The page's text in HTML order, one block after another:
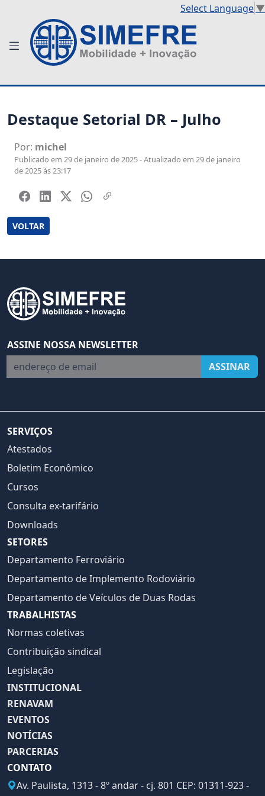
Select Language▼
Destaque Setorial DR – Julho
Por: michel
Publicado em 29 de janeiro de 2025 - Atualizado em 29 de janeiro
de 2025 às 23:17
VOLTAR
ASSINE NOSSA NEWSLETTER
endereço de email
ASSINAR
SERVIÇOS
Atestados
Boletim Econômico
Cursos
Consulta ex-tarifário
Downloads
SETORES
Departamento Ferroviário
Departamento de Implemento Rodoviário
Departamento de Veículos de Duas Rodas
TRABALHISTAS
Normas coletivas
Contribuição sindical
Legislação
INSTITUCIONAL
RENAVAM
EVENTOS
NOTÍCIAS
PARCERIAS
CONTATO
Av. Paulista, 1313 - 8º andar - cj. 801 CEP: 01311-923 -